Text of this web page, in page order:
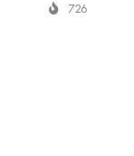
726